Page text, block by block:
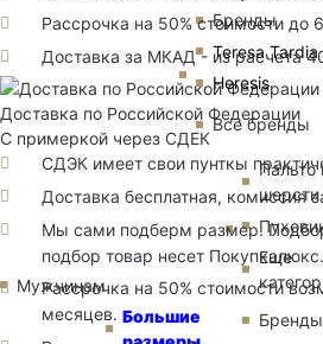
Мужчинам
Бренды
Teresa Tardia
Heresis
Все бренды
Большие
Пальто
шерсти
Еще
Бренды
Рассрочка на 50% стоимости до
Доставка за МКАД - из расчета
Доставка по Российской Федерации
С примеркой через СДЕК
СДЭК имеет свои пунткы
Доставка бесплатная, комиссия
Мы сами подберм размер.
подбор товар несет Покупкалюкс.
Рассрочка на 50% стоимости
месяцев.